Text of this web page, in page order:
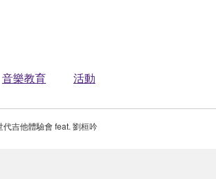
音樂教育 活動
吉他體驗會 feat. 劉桓吟